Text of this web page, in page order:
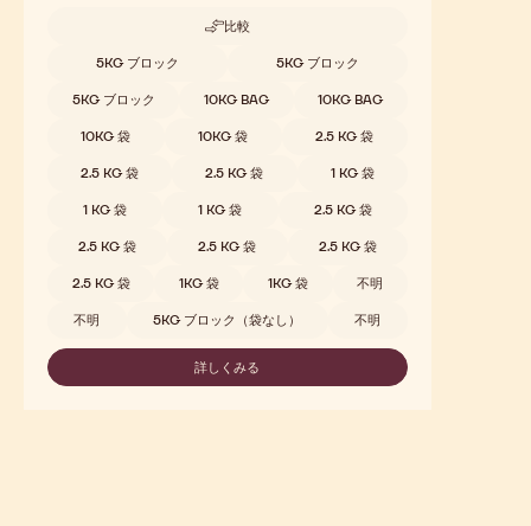
比較
-
取扱サイズ5KG ブロック 5KG ブロック
5KG ブロック 10KG BAG 10KG BAG
10KG 袋 10KG 袋 2.5 KG 袋
2.5 KG 袋 2.5 KG 袋 1 KG 袋
1 KG 袋 1 KG 袋 2.5 KG 袋
2.5 KG 袋 2.5 KG 袋 2.5 KG 袋
2.5 KG 袋 1KG 袋 1KG 袋 不明
不明 5KG ブロック（袋なし） 不明
詳しくみる
-